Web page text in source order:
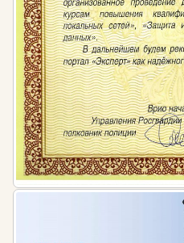
Профессия требует
Меняются тенденции,
и технологии,
документы. Успешный
всегда в курсе
коллег, посещает
классы.
повышение
востребованным и
ландшафтного дизайна.
Ландшафтный дизайнер